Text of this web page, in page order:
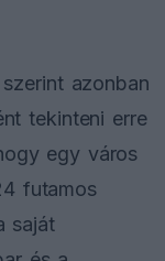
azonban
tekinteni erre
egy város
futamos
saját